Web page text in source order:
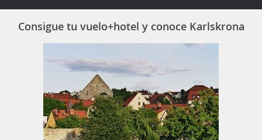
Consigue tu vuelo+hotel y conoce Karlskrona